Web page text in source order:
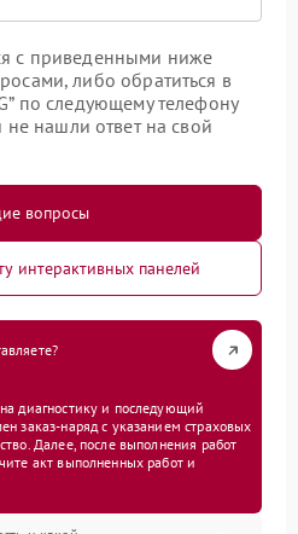
с приведенными ниже
либо обратиться в
по следующему телефону
не нашли ответ на свой
вопросы
интерактивных панелей
диагностику и последующий
заказ-наряд с указанием страховых
Далее, после выполнения работ
акт выполненных работ и